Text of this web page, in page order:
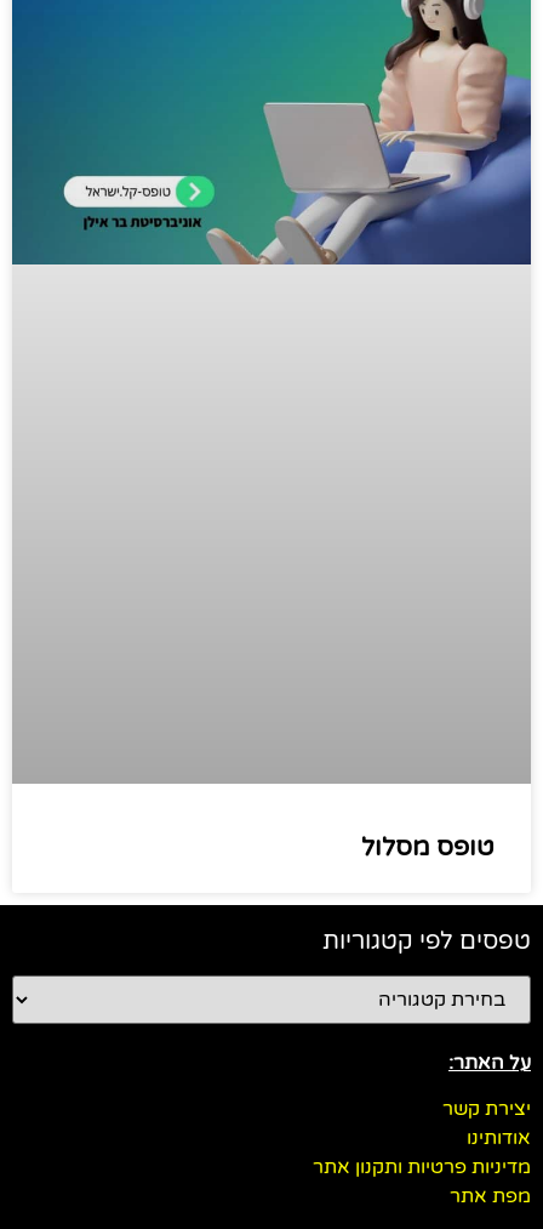
טופס מסלול
טפסים לפי קטגוריות
על האתר:
יצירת קשר
אודותינו
מדיניות פרטיות ותקנון אתר
מפת אתר